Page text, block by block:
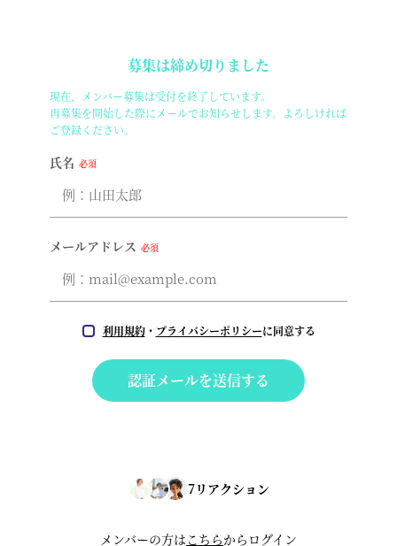
募集は締め切りました
現在、メンバー募集は受付を終了しています。
再募集を開始した際にメールでお知らせします。よろしければ
ご登録ください。
氏名 必須
メールアドレス 必須
利用規約・ プライバシーポリシーに同意する
認証メールを送信する
7リアクション
メンバーの方は こちらからログイン